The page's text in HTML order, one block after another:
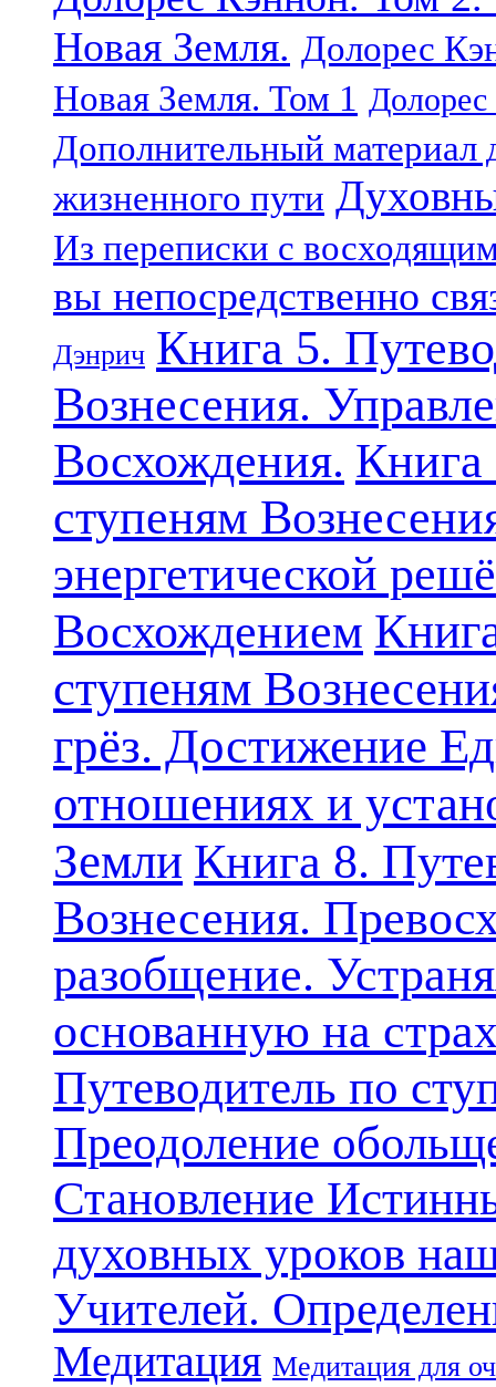
Новая Земля. Долорес
Новая Земля. Том 1
Дополнительный материал
жизненного пути
Из переписки с
вы непосредственно
Дэнрич Книга 5.
Вознесения.
Восхождения. Книга
ступеням
энергетической
Восхождением
ступеням
грёз. Достижение
отношениях и
Земли Книга 8.
Вознесения.
разобщение.
основанную на
Путеводитель по
Преодоление
Становление
духовных уроков
Учителей.
Медитация Медитация для